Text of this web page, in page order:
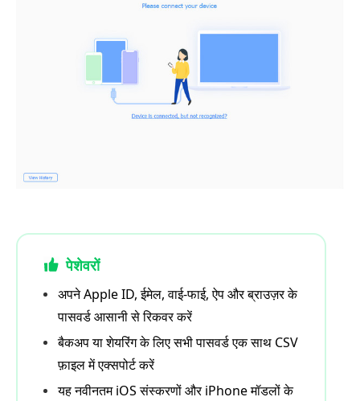
पेशेवरों
अपने Apple ID, ईमेल, वाई-फाई, ऐप और ब्राउज़र के
पासवर्ड आसानी से रिकवर करें
बैकअप या शेयरिंग के लिए सभी पासवर्ड एक साथ CSV
फ़ाइल में एक्सपोर्ट करें
यह नवीनतम iOS संस्करणों और iPhone मॉडलों के